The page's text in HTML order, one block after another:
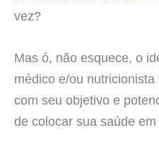
vez?
Mas ó, não esquece, o
médico e/ou
com seu objetivo e
de colocar sua saúde